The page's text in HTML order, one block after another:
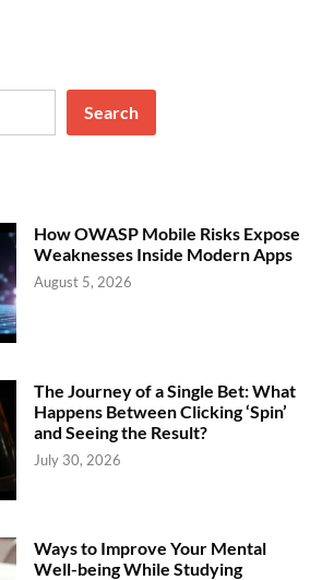
Search
How OWASP Mobile Risks Expose
Weaknesses Inside Modern Apps
August 5, 2026
The Journey of a Single Bet: What
Happens Between Clicking ‘Spin’
and Seeing the Result?
July 30, 2026
Ways to Improve Your Mental
Well-being While Studying